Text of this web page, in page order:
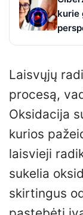
kurie
Laisvųjų
procesą,
Oksidacija
kurios
laisvieji
sukelia
skirtingus